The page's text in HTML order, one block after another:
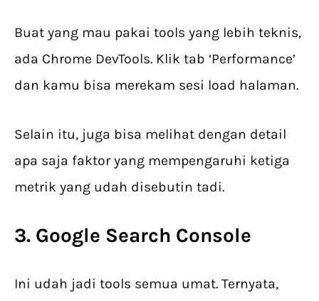
Buat yang mau pakai tools yang lebih teknis,
ada Chrome DevTools. Klik tab ‘Performance’
dan kamu bisa merekam sesi load halaman.
Selain itu, juga bisa melihat dengan detail
apa saja faktor yang mempengaruhi ketiga
metrik yang udah disebutin tadi.
3. Google Search Console
Ini udah jadi tools semua umat. Ternyata,